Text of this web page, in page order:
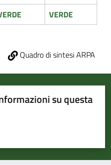
VERDE
Quadro di sintesi ARPA
su questa
su 5